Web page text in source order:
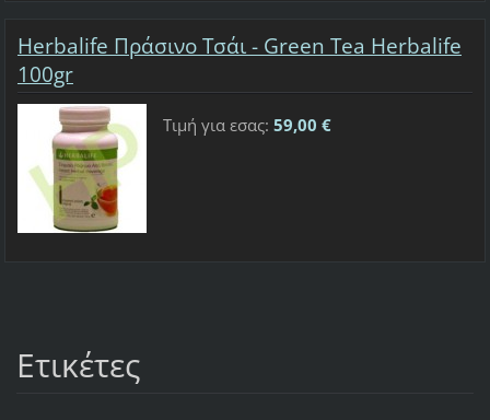
Herbalife Πράσινο Τσάι - Green Tea Herbalife
100gr
Τιμή για εσας: 59,00 €
Ετικέτες